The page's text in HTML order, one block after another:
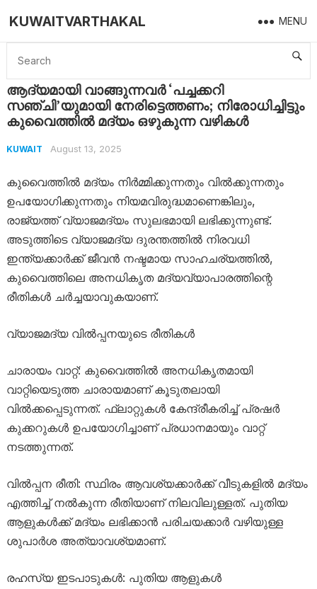
KUWAITVARTHAKAL MENU
Home Kuwait ആദ്യമായി വാങ്ങുന്നവർ ‘പച്ചക്കറി സഞ്ചി’യുമായി നേരിട്ടെത്തണം; നിരോധിച്ചിട്ടും കുവൈത്തിൽ മദ്യം ഒഴുകുന്ന വഴികൾ
ആദ്യമായി വാങ്ങുന്നവർ ‘പച്ചക്കറി
സഞ്ചി’യുമായി നേരിട്ടെത്തണം; നിരോധിച്ചിട്ടും
കുവൈത്തിൽ മദ്യം ഒഴുകുന്ന വഴികൾ
KUWAIT August 13, 2025
കുവൈത്തിൽ മദ്യം നിർമ്മിക്കുന്നതും വിൽക്കുന്നതും
ഉപയോഗിക്കുന്നതും നിയമവിരുദ്ധമാണെങ്കിലും,
രാജ്യത്ത് വ്യാജമദ്യം സുലഭമായി ലഭിക്കുന്നുണ്ട്.
അടുത്തിടെ വ്യാജമദ്യ ദുരന്തത്തിൽ നിരവധി
ഇന്ത്യക്കാർക്ക് ജീവൻ നഷ്ടമായ സാഹചര്യത്തിൽ,
കുവൈത്തിലെ അനധികൃത മദ്യവ്യാപാരത്തിന്റെ
രീതികൾ ചർച്ചയാവുകയാണ്.
വ്യാജമദ്യ വിൽപ്പനയുടെ രീതികൾ
ചാരായം വാറ്റ്: കുവൈത്തിൽ അനധികൃതമായി
വാറ്റിയെടുത്ത ചാരായമാണ് കൂടുതലായി
വിൽക്കപ്പെടുന്നത്. ഫ്ലാറ്റുകൾ കേന്ദ്രീകരിച്ച് പ്രഷർ
കുക്കറുകൾ ഉപയോഗിച്ചാണ് പ്രധാനമായും വാറ്റ്
നടത്തുന്നത്.
വിൽപ്പന രീതി: സ്ഥിരം ആവശ്യക്കാർക്ക് വീടുകളിൽ മദ്യം
എത്തിച്ച് നൽകുന്ന രീതിയാണ് നിലവിലുള്ളത്. പുതിയ
ആളുകൾക്ക് മദ്യം ലഭിക്കാൻ പരിചയക്കാർ വഴിയുള്ള
ശുപാർശ അത്യാവശ്യമാണ്.
രഹസ്യ ഇടപാടുകൾ: പുതിയ ആളുകൾ